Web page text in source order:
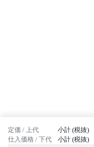
定価 / 上代 小計 (税抜)
仕入価格 / 下代 小計 (税抜)